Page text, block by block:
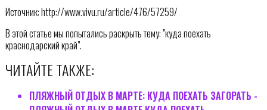
Источник: http://www.vivu.ru/article/476/57259/
В этой статье мы попытались раскрыть тему: "куда поехать
краснодарский край".
ЧИТАЙТЕ ТАКЖЕ:
ПЛЯЖНЫЙ ОТДЫХ В МАРТЕ: КУДА ПОЕХАТЬ ЗАГОРАТЬ -